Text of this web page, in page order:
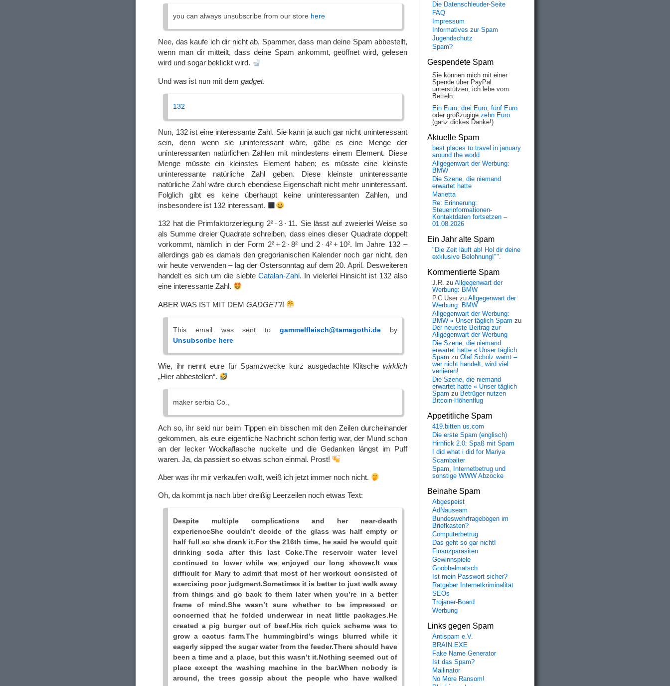
you can always unsubscribe from our store here
Nee, das kaufe ich dir nicht ab, Spammer, dass man deine Spam abbestellt,
wenn man dir mitteilt, dass deine Spam ankommt, geöffnet wird, gelesen
wird und sogar beklickt wird.
Und was ist nun mit dem gadget.
132
Nun, 132 ist eine interessante Zahl. Sie kann ja auch gar nicht uninteressant
sein, denn wenn sie uninteressant wäre, gäbe es eine Menge der
uninteressanten natürlichen Zahlen mit mindestens einem Element. Diese
Menge müsste ein kleinstes Element haben; es müsste eine kleinste
uninteressante natürliche Zahl geben. Diese kleinste uninteressante
natürliche Zahl wäre durch ebendiese Eigenschaft nicht mehr uninteressant.
Folglich gibt es keine überhaupt keine uninteressanten Zahlen, und
insbesondere ist 132 interessant.
132 hat die Primfaktorzerlegung 2² · 3 · 11. Sie lässt auf zweierlei Weise so
als Summe dreier Quadrate schreiben, dass eines dieser Quadrate doppelt
vorkommt, nämlich in der Form2² + 2 · 8² und 2 · 4² + 10². Im Jahre 132 –
allerdings gab es damals den gregorianischen Kalender noch gar nicht, den
wir heute verwenden – lag der Ostersonntag auf dem 20. April. Desweiteren
handelt es sich um die siebte Catalan-Zahl. In vielerlei Hinsicht ist 132 also
eine interessante Zahl.
ABER WAS IST MIT DEM GADGET?!
This email was sent togammelfleisch@tamagothi.de by
Unsubscribe here
Wie, ihr nennt eure für Spamzwecke kurz ausgedachte Klitsche wirklich
„Hier abbestellen“.
maker serbia Co.,
Ach so, ihr seid nur beim Tippen ein bisschen mit den Zeilen durcheinander
gekommen, als eure eigentliche Nachricht schon fertig war, der Mund schon
an der lecker Wodkaflasche nuckelte und die Gedanken längst im Puff
waren. Ja, da passiert so etwas schon einmal. Prost!
Aber was ihr mir verkaufen wollt, weiß ich jetzt immer noch nicht.
Oh, da kommt ja nach über dreißig Leerzeilen noch etwas Text:
Despite multiple complications and her near-death
experienceShe couldn’t decide of the glass was half empty or
half full so she drank it.For the 216th time, he said he would quit
drinking soda after this last Coke.The reservoir water level
continued to lower while we enjoyed our long shower.It was
difficult for Mary to admit that most of her workout consisted of
exercising poor judgment.Sometimes it is better to just walk away
from things and go back to them later when you’re in a better
frame of mind.She wasn’t sure whether to be impressed or
concerned that he folded underwear in neat little packages.He
created a pig burger out of beef.His rich quick scheme was to
grow a cactus farm.The hummingbird’s wings blurred while it
eagerly sipped the sugar water from the feeder.There should have
been a time and a place, but this wasn’t it.Nothing seemed out of
place except the washing machine in the bar.When nobody is
around, the trees gossip about the people who have walked
Die Datenschleuder-Seite
FAQ
Impressum
Informatives zur Spam
Jugendschutz
Spam?
Gespendete Spam
Sie können mich mit einer
Spende über PayPal
unterstützen, ich lebe vom
Betteln:
Ein Euro, drei Euro, fünf Euro
oder großzügige zehn Euro
(ganz dickes Danke!)
Aktuelle Spam
best places to travel in january
around the world
Allgegenwart der Werbung:
BMW
Die Szene, die niemand
erwartet hatte
Marietta
Re: Erinnerung:
Steuerinformationen-
Kontaktdaten fortsetzen –
01.08.2026
Ein Jahr alte Spam
"Die Zeit läuft ab! Hol dir deine
exklusive Belohnung!"".
Kommentierte Spam
J.R. zu Allgegenwart der
Werbung: BMW
P.C.User zu Allgegenwart der
Werbung: BMW
Allgegenwart der Werbung:
BMW « Unser täglich Spam zu
Der neueste Beitrag zur
Allgegenwart der Werbung
Die Szene, die niemand
erwartet hatte « Unser täglich
Spam zu Olaf Scholz warnt –
wer nicht handelt, wird viel
verlieren!
Die Szene, die niemand
erwartet hatte « Unser täglich
Spam zu Betrüger nutzen
Bitcoin-Höhenflug
Appetitliche Spam
419.bitten us.com
Die erste Spam (englisch)
Hirnfick 2.0: Spaß mit Spam
I did what i did for Mariya
Scambaiter
Spam, Internetbetrug und
sonstige WWW Abzocke
Beinahe Spam
Abgespeist
AdNauseam
Bundeswehrfragebogen im
Briefkasten?
Computerbetrug
Das geht so gar nicht!
Finanzparasiten
Gewinnspiele
Gnobbelmatsch
Ist mein Passwort sicher?
Ratgeber Internetkriminalität
SEOs
Trojaner-Board
Werbung
Links gegen Spam
Antispam e.V.
BRAIN.EXE
Fake Name Generator
Ist das Spam?
Mailinator
No More Ransom!